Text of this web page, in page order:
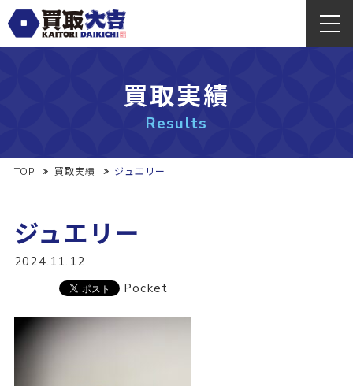
買取実績
Results
TOP 買取実績 ジュエリー
ジュエリー
2024.11.12
Pocket